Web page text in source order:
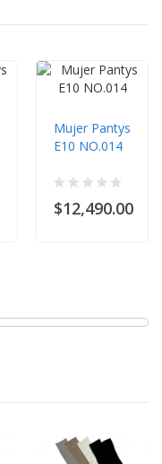
Mujer Pantys
E10 NO.014
$12,490.00